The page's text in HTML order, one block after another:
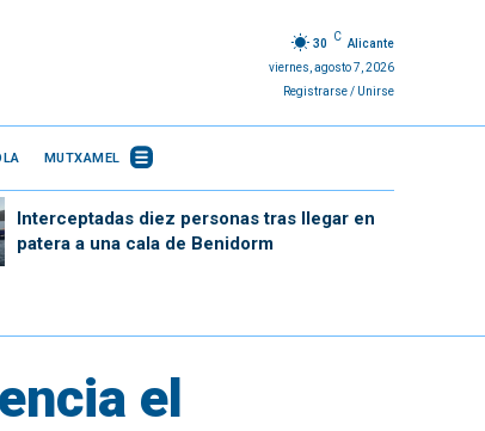
30
C
Alicante
viernes, agosto 7, 2026
Registrarse / Unirse
MUTXAMEL
Interceptadas diez personas tras llegar en
patera a una cala de Benidorm
el